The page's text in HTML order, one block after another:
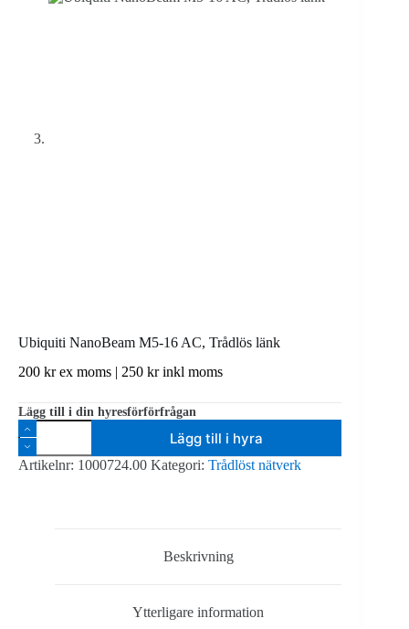
Ubiquiti NanoBeam M5-16 AC, Trådlös länk
200 krex moms | 250 krinkl moms
Lägg till i din hyresförförfrågan
Ubiquiti
NanoBeam
M5-
16
Lägg till i hyra
Artikelnr: 1000724.00 Kategori: Trådlöst nätverk
Beskrivning
Ytterligare information